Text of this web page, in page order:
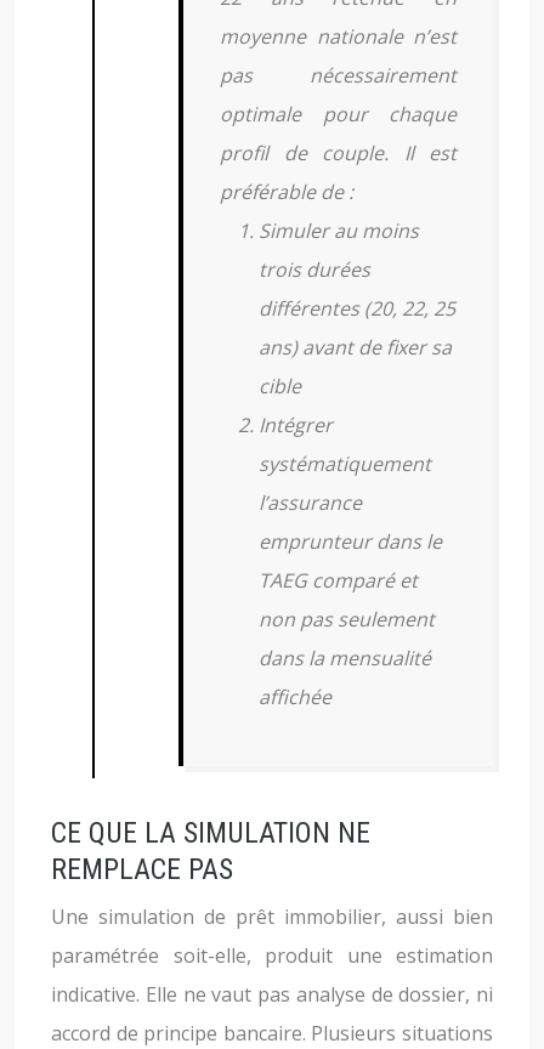
moyenne nationale n’est
pas nécessairement
optimale pour chaque
profil de couple. Il est
préférable de :
Simuler au moins
trois durées
différentes (20, 22, 25
ans) avant de fixer sa
cible
Intégrer
systématiquement
l’assurance
emprunteur dans le
TAEG comparé et
non pas seulement
dans la mensualité
affichée
CE QUE LA SIMULATION NE
REMPLACE PAS
Une simulation de prêt immobilier, aussi bien
paramétrée soit-elle, produit une estimation
indicative. Elle ne vaut pas analyse de dossier, ni
accord de principe bancaire. Plusieurs situations